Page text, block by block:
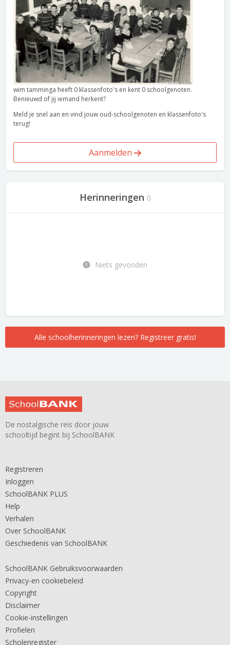
wim tamminga heeft 0 klassenfoto's en kent 0 schoolgenoten.
Benieuwd of jij iemand herkent?
Meld je snel aan en vind jouw oud-schoolgenoten en klassenfoto's
terug!
Aanmelden
Herinneringen 0
Niets gevonden
Alle schoolherinneringen lezen? Registreer gratis!
De nostalgische reis door jouw
schooltijd begint bij SchoolBANK
Registreren
Inloggen
SchoolBANK PLUS
Help
Verhalen
Over SchoolBANK
Geschiedenis van SchoolBANK
SchoolBANK Gebruiksvoorwaarden
Privacy-en cookiebeleid
Copyright
Disclaimer
Cookie-instellingen
Profielen
Scholenregister